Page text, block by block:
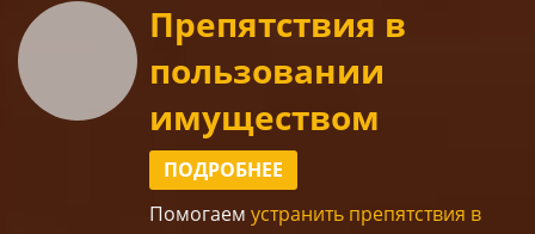
Препятствия в
пользовании
имуществом
ПОДРОБНЕЕ
Помогаем устранить препятствия в